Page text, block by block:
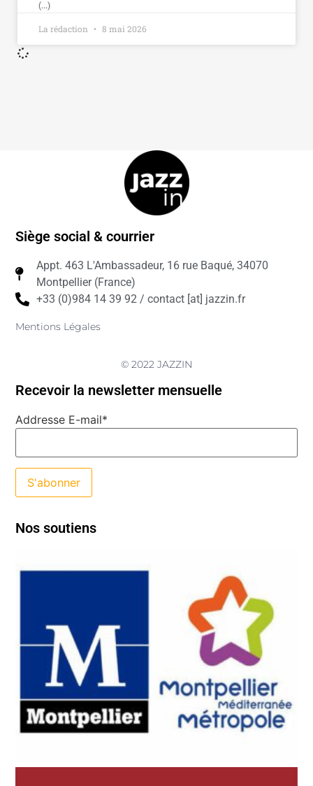
(...)
La rédaction 8 mai 2026
Siège social & courrier
Appt. 463 L'Ambassadeur, 16 rue Baqué, 34070
Montpellier (France)
+33 (0)984 14 39 92 / contact [at] jazzin.fr
Mentions Légales
© 2022 JAZZIN
Recevoir la newsletter mensuelle
Addresse E-mail*
Nos soutiens